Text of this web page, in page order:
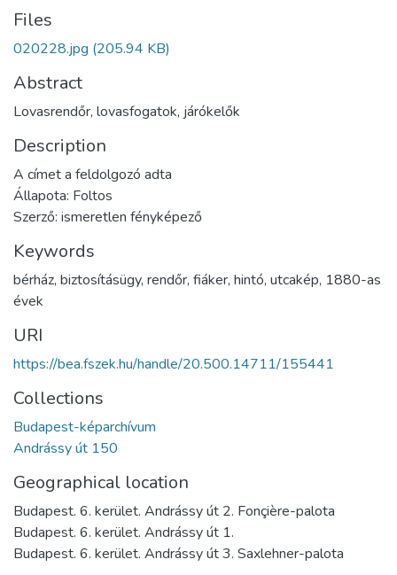
Files
020228.jpg (205.94 KB)
Abstract
Lovasrendőr, lovasfogatok, járókelők
Description
A címet a feldolgozó adta
Állapota: Foltos
Szerző: ismeretlen fényképező
Keywords
bérház, biztosításügy, rendőr, fiáker, hintó, utcakép, 1880-as
évek
URI
https://bea.fszek.hu/handle/20.500.14711/155441
Collections
Budapest-képarchívum
Andrássy út 150
Geographical location
Budapest. 6. kerület. Andrássy út 2. Fonçière-palota
Budapest. 6. kerület. Andrássy út 1.
Budapest. 6. kerület. Andrássy út 3. Saxlehner-palota